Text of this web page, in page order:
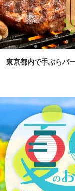
東京都内で手ぶらバ